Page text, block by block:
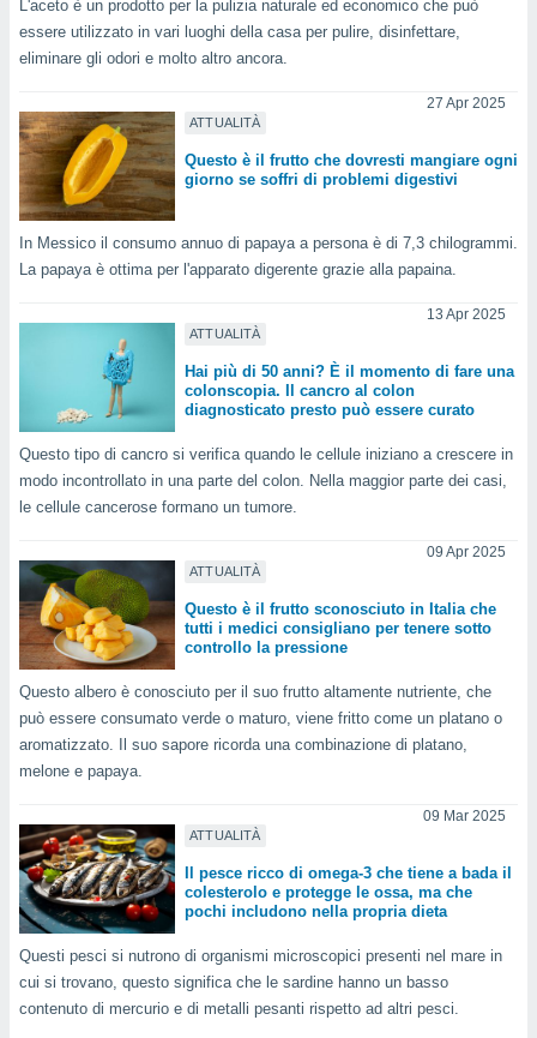
la
e
di
dati
al quale
dei
facendo
cookie
sito
dei
su
e/o
dati
la
della
L'aceto è un prodotto per la pulizia naturale ed economico che può
essere utilizzato in vari luoghi della casa per pulire, disinfettare,
eliminare gli odori e molto altro ancora.
ATTUALITÀ
27 Apr 2025
Questo è il frutto che dovresti mangiare ogni
giorno se soffri di problemi digestivi
In Messico il consumo annuo di papaya a persona è di 7,3 chilogrammi.
La papaya è ottima per l'apparato digerente grazie alla papaina.
ATTUALITÀ
13 Apr 2025
Hai più di 50 anni? È il momento di fare una
colonscopia. Il cancro al colon
diagnosticato presto può essere curato
Questo tipo di cancro si verifica quando le cellule iniziano a crescere in
modo incontrollato in una parte del colon. Nella maggior parte dei casi,
le cellule cancerose formano un tumore.
ATTUALITÀ
09 Apr 2025
Questo è il frutto sconosciuto in Italia che
tutti i medici consigliano per tenere sotto
controllo la pressione
Questo albero è conosciuto per il suo frutto altamente nutriente, che
può essere consumato verde o maturo, viene fritto come un platano o
aromatizzato. Il suo sapore ricorda una combinazione di platano,
melone e papaya.
ATTUALITÀ
09 Mar 2025
Il pesce ricco di omega-3 che tiene a bada il
colesterolo e protegge le ossa, ma che
pochi includono nella propria dieta
Questi pesci si nutrono di organismi microscopici presenti nel mare in
cui si trovano, questo significa che le sardine hanno un basso
contenuto di mercurio e di metalli pesanti rispetto ad altri pesci.